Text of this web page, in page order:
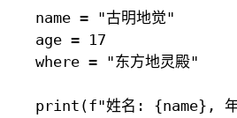
name = "古明地觉"
age = 17
where = "东方地灵殿"